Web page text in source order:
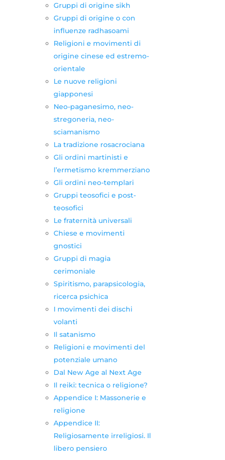
Gruppi di origine sikh
Gruppi di origine o con
influenze radhasoami
Religioni e movimenti di
origine cinese ed estremo-
orientale
Le nuove religioni
giapponesi
Neo-paganesimo, neo-
stregoneria, neo-
sciamanismo
La tradizione rosacrociana
Gli ordini martinisti e
l’ermetismo kremmerziano
Gli ordini neo-templari
Gruppi teosofici e post-
teosofici
Le fraternità universali
Chiese e movimenti
gnostici
Gruppi di magia
cerimoniale
Spiritismo, parapsicologia,
ricerca psichica
I movimenti dei dischi
volanti
Il satanismo
Religioni e movimenti del
potenziale umano
Dal New Age al Next Age
Il reiki: tecnica o religione?
Appendice I: Massonerie e
religione
Appendice II:
Religiosamente irreligiosi. Il
libero pensiero